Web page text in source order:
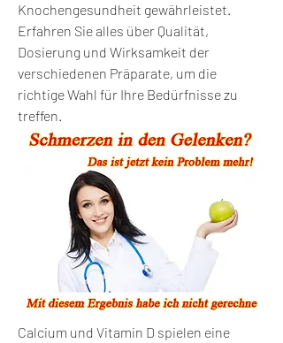
Knochengesundheit gewährleistet.
Erfahren Sie alles über Qualität,
Dosierung und Wirksamkeit der
verschiedenen Präparate, um die
richtige Wahl für Ihre Bedürfnisse zu
treffen.
Calcium und Vitamin D spielen eine